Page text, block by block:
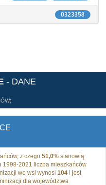
0323358
- DANE
z czego 51,0% stanowią
1998-2021 liczba mieszkańców
we wsi wynosi 104 i jest
dla województwa